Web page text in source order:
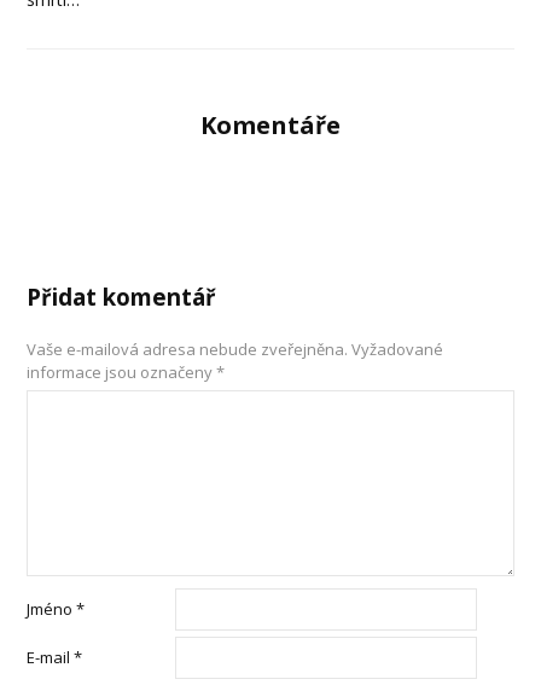
Komentáře
Přidat komentář
Vaše e-mailová adresa nebude zveřejněna. Vyžadované
informace jsou označeny*
Jméno*
E-mail*